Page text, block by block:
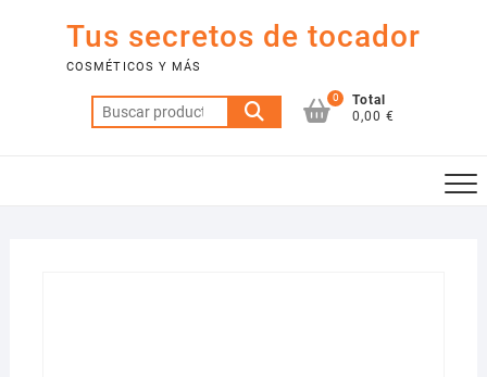
contenido
Tus secretos de tocador
COSMÉTICOS Y MÁS
Buscar
por:
0
Total
0,00 €